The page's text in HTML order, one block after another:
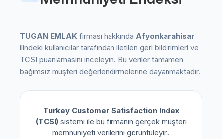
TUGAN EMLAK firması hakkında Afyonkarahisar
ilindeki kullanıcılar tarafından iletilen geri bildirimleri ve
TCSI puanlamasını inceleyin. Bu veriler tamamen
bağımsız müşteri değerlendirmelerine dayanmaktadır.
Turkey Customer Satisfaction Index
(TCSI)sistemi ile bu firmanın gerçek müşteri
memnuniyeti verilerini görüntüleyin.